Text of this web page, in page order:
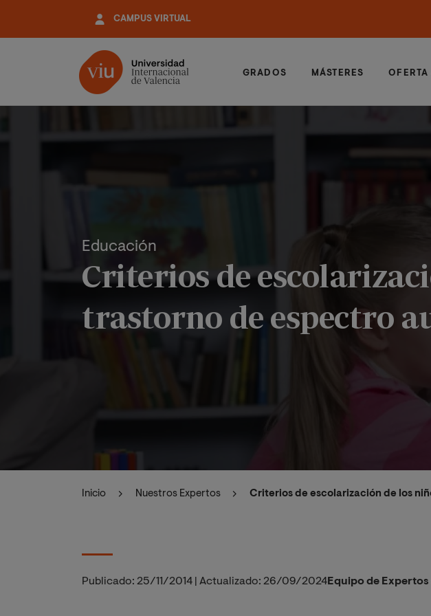
contenido
CAMPUS VIRTUAL
GRADOS MÁSTERES
Educación
Criterios de
trastorno de espectro
Inicio Nuestros Expertos Criterios de escolarización de los
Publicado: 25/11/2014 Actualizado: 26/09/2024Equipo de